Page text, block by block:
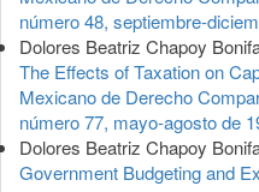
número 48, septiembre-
Dolores Beatriz Chapoy
The Effects of Taxation on
Mexicano de Derecho
número 77, mayo-agosto de
Dolores Beatriz Chapoy
Government Budgeting and